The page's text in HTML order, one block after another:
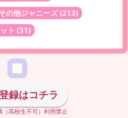
の他ジャニーズ(213)
ト (31)
録はコチラ
高校生不可）利用禁止